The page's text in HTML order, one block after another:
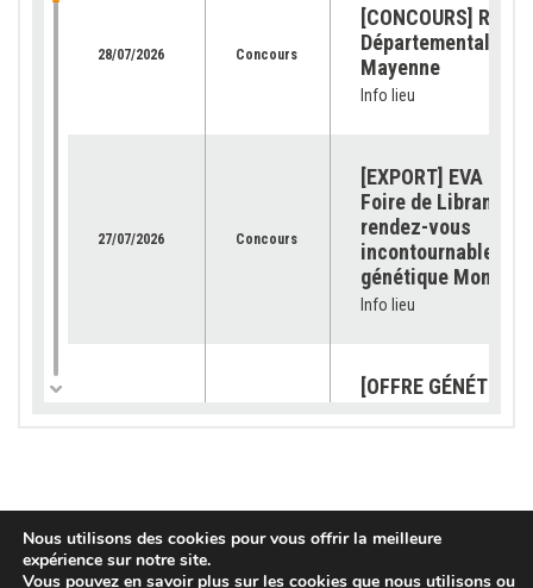
28/07/2026 Concours
[CONCOURS]
Départemental de
Mayenne
Info lieu
27/07/2026 Concours
[EXPORT] EVA
Foire de Libramont
rendez-vous
incontournable
génétique
Info lieu
[OFFRE
[SUBVENTION] Les
demandes sont
Nous utilisons des cookies pour vous offrir la meilleure
expérience sur notre site.
Vous pouvez en savoir plus sur les cookies que nous utilisons ou